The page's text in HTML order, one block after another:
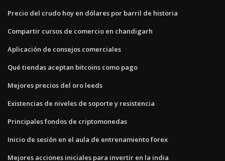
Precio del crudo hoy en dólares por barril de historia
Compartir cursos de comercio en chandigarh
Aplicación de consejos comerciales
Qué tiendas aceptan bitcoins como pago
Mejores precios del oro leeds
Existencias de niveles de soporte y resistencia
Principales fondos de criptomonedas
Inicio de sesión en el aula de entrenamiento forex
Mejores acciones iniciales para invertir en la india